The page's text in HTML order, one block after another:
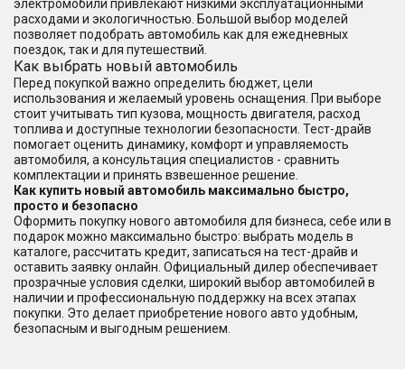
электромобили привлекают низкими эксплуатационными
расходами и экологичностью. Большой выбор моделей
позволяет подобрать автомобиль как для ежедневных
поездок, так и для путешествий.
Как выбрать новый автомобиль
Перед покупкой важно определить бюджет, цели
использования и желаемый уровень оснащения. При выборе
стоит учитывать тип кузова, мощность двигателя, расход
топлива и доступные технологии безопасности. Тест-драйв
помогает оценить динамику, комфорт и управляемость
автомобиля, а консультация специалистов - сравнить
комплектации и принять взвешенное решение.
Как купить новый автомобиль максимально быстро,
просто и безопасно
Оформить покупку нового автомобиля для бизнеса, себе или в
подарок можно максимально быстро: выбрать модель в
каталоге, рассчитать кредит, записаться на тест-драйв и
оставить заявку онлайн. Официальный дилер обеспечивает
прозрачные условия сделки, широкий выбор автомобилей в
наличии и профессиональную поддержку на всех этапах
покупки. Это делает приобретение нового авто удобным,
безопасным и выгодным решением.